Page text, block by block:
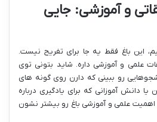
و آموزشی: جایی
این باغ فقط یه جا برای تفریح نیست.
علمی و آموزشی داره. شاید بتونی توی
رو ببینی که دارن روی گونه های
دانش آموزانی که برای یادگیری درباره
علمی و آموزشی باغ رو بیشتر نشون